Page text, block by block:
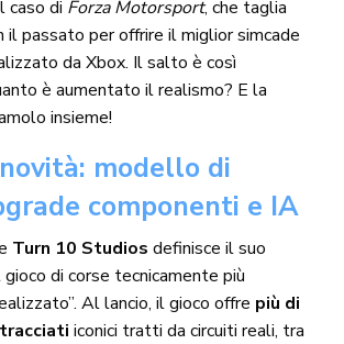
caso di Forza Motorsport, che taglia
passato per offrire il miglior simcade
da Xbox. Il salto è così
è aumentato il realismo? E la
insieme!
modello di
componenti e IA
Turn 10 Studios definisce il suo
di corse tecnicamente più
Al lancio, il gioco offre più di
iconici tratti da circuiti reali, tra